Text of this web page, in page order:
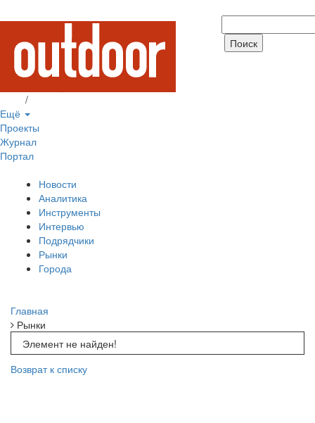
/
Ещё
Проекты
Журнал
Портал
Новости
Аналитика
Инструменты
Интервью
Подрядчики
Рынки
Города
Главная
Рынки
Элемент не найден!
Возврат к списку